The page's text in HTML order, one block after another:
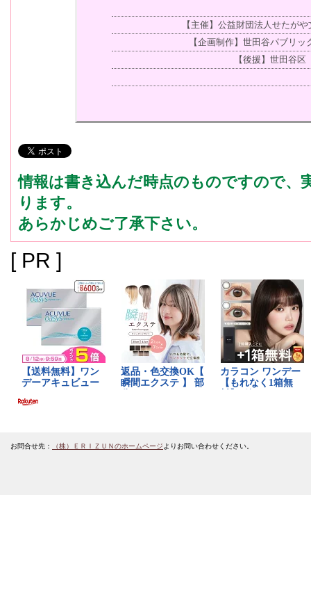
【主催】公益財団法人せたが
【企画制作】世田谷パブリッ
【後援】世田谷区
情報は書き込んだ時点のものですので、
ります。
あらかじめご了承下さい。
[ PR ]
お問合せ先： （株）ＥＲＩＺＵＮのホームページよりお問い合わせください。